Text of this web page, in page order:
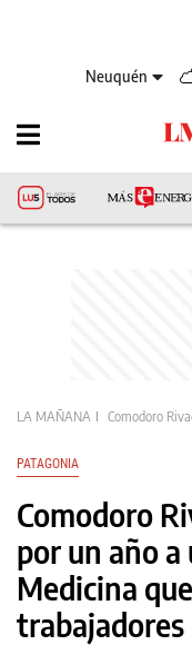
Neuquén
LA MAÑANA Comodoro
PATAGONIA
Comodoro
por un año
Medicina
trabajadores